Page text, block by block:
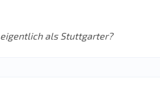
als Stuttgarter?